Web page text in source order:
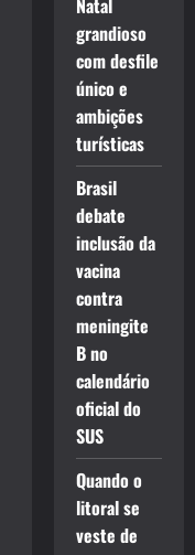
Natal
grandioso
com desfile
único e
ambições
turísticas
Brasil
debate
inclusão da
vacina
contra
meningite
B no
calendário
oficial do
SUS
Quando o
litoral se
veste de